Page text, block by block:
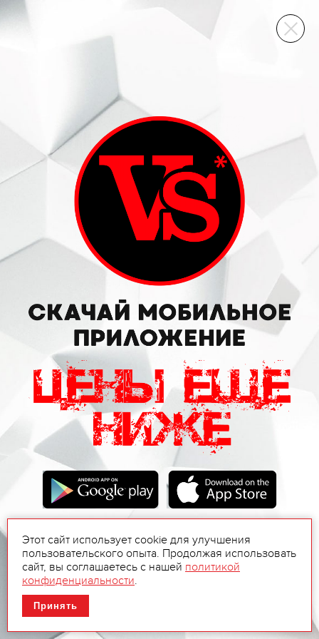
ВИННЫЙ СКЛАД
Этот сайт использует cookie для улучшения
пользовательского опыта. Продолжая использовать
сайт, вы соглашаетесь с нашей политикой
конфиденциальности.
Принять